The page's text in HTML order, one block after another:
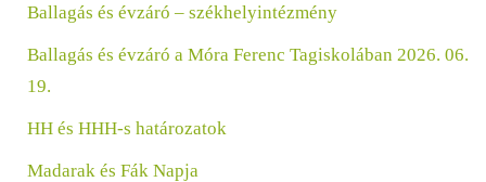
Ballagás és évzáró – székhelyintézmény
Ballagás és évzáró a Móra Ferenc Tagiskolában 2026. 06.
19.
HH és HHH-s határozatok
Madarak és Fák Napja